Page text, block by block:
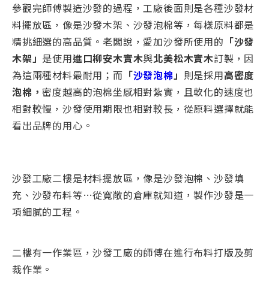
參觀完師傅製造沙發的過程，工廠後面則是各種沙發材
料擺放區，像是沙發木架、沙發泡棉等，每樣原料都是
精挑細選的高品質。老闆說，愛加沙發所使用的 「沙發
木架」 是使用進口柳安木實木與北美松木實木訂製，因
為這兩種材料最耐用；而 「沙發泡棉」 則是採用高密度
泡棉 ，密度越高的泡棉坐感相對紮實，且軟化的速度也
相對較慢，沙發使用期限也相對較長，從原料選擇就能
看出品牌的用心。
沙發工廠二樓是材料擺放區，像是沙發泡棉、沙發填
充、沙發布料等…從寬敞的倉庫就知道，製作沙發是一
項細膩的工程。
二樓有一作業區，沙發工廠的師傅在進行布料打版及剪
裁作業。